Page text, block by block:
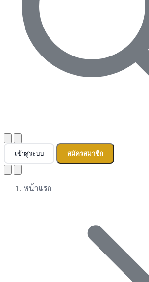
เข้าสู่ระบบ สมัครสมาชิก
หน้าแรก